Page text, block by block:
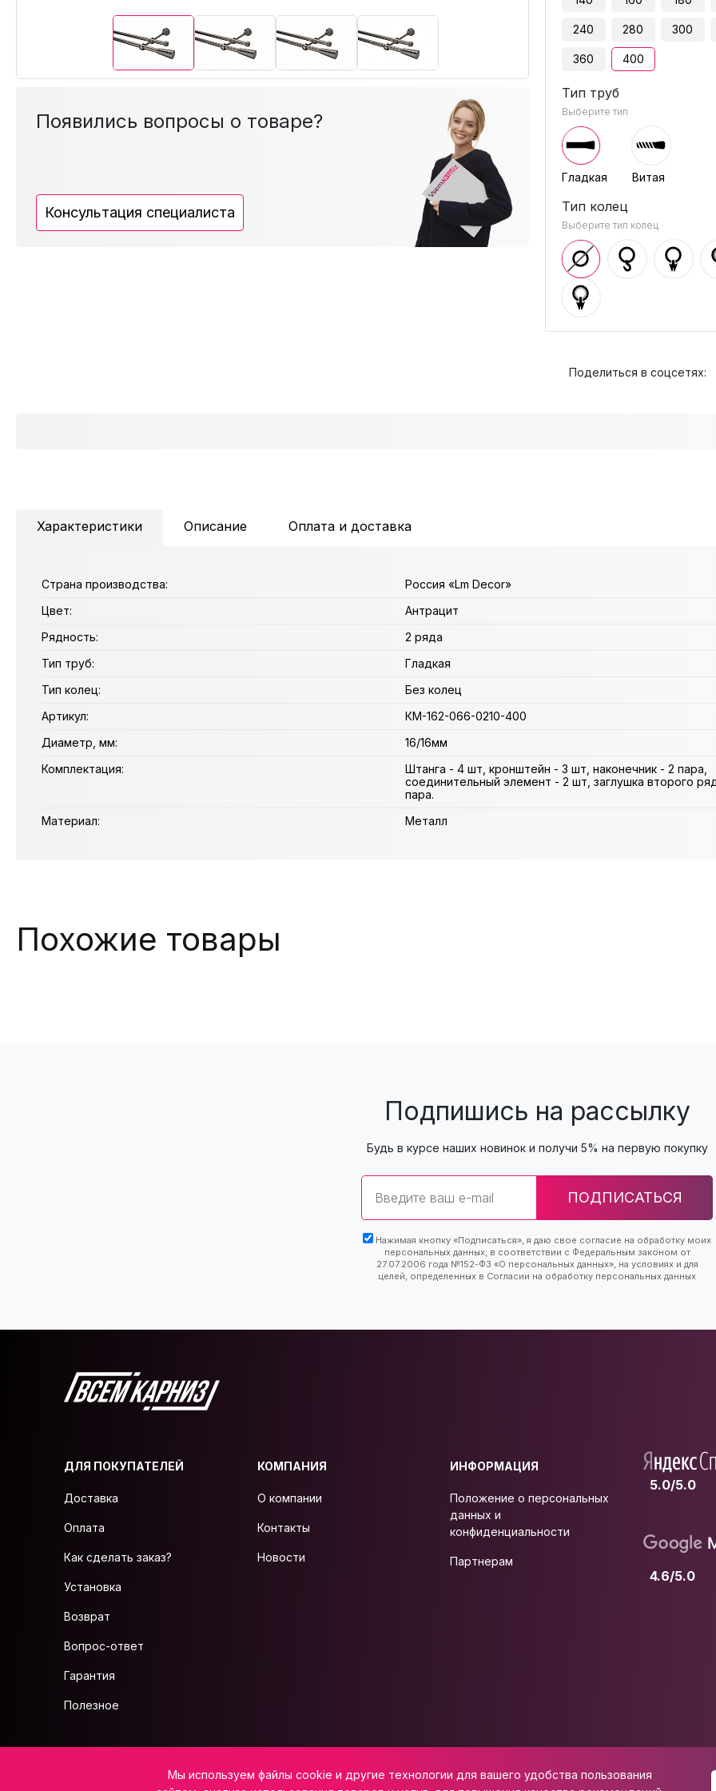
Появились вопросы о товаре?
Консультация специалиста
240 280 300
360 400
Тип труб
Выберите тип
Гладкая Витая
Тип колец
Выберите тип колец
Поделиться в соцсетях:
Характеристики Описание Оплата и доставка
Страна производства:
Россия «Lm Decor»
Цвет:
Антрацит
Рядность:
2 ряда
Тип труб:
Гладкая
Тип колец:
Без колец
Артикул:
КМ-162-066-0210-400
Диаметр, мм:
16/16мм
Комплектация:
Штанга - 4 шт, кронштейн - 3 шт, наконечник - 2 пара,
соединительный элемент - 2 шт, заглушка второго
пара.
Материал:
Металл
Похожие товары
Подпишись на рассылку
Будь в курсе наших новинок и получи 5% на первую покупку
Email
ПОДПИСАТЬСЯ
Нажимая кнопку «Подписаться», я даю свое согласие на обработку моих
персональных данных, в соответствии с Федеральным законом от
27.07.2006 года №152-ФЗ «О персональных данных», на условиях и для
целей, определенных в Согласии на обработку персональных данных
Мы используем файлы cookie и другие технологии для вашего удобства пользования
ДЛЯ ПОКУПАТЕЛЕЙ
Доставка
Оплата
Как сделать заказ?
Установка
Возврат
Вопрос-ответ
Гарантия
Полезное
КОМПАНИЯ
О компании
Контакты
Новости
ИНФОРМАЦИЯ
Положение о персональных
данных и
конфиденциальности
Партнерам
5.0/5.0
4.6/5.0
Юридический адрес: 359225, Калмыкия Респ, р-н Лаганский, с. Северное, ул. Школьная, д. 47